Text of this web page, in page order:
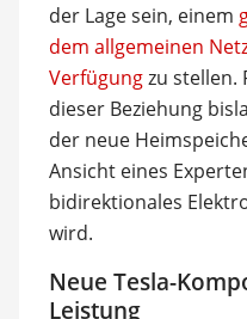
der Lage sein, einem
dem allgemeinen
Verfügungzu stellen.
dieser Beziehung
der neue
Ansicht eines
bidirektionales
wird.
Neue Tesla-
Leistung